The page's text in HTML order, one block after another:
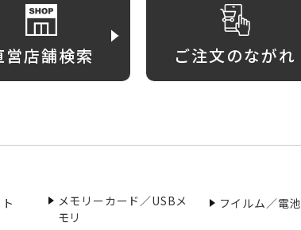
営店舗検索 ご注文のながれ
メモリーカード／USBメ
モリ
フイルム／電池